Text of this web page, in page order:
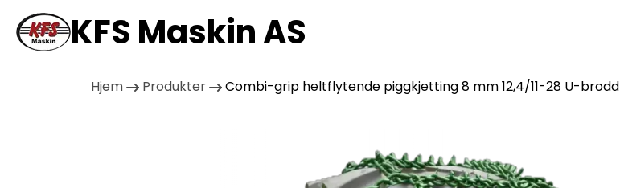
KFS Maskin AS
Hjem Produkter Combi-grip heltflytende piggkjetting 8 mm 12,4/11-28 U-brodd